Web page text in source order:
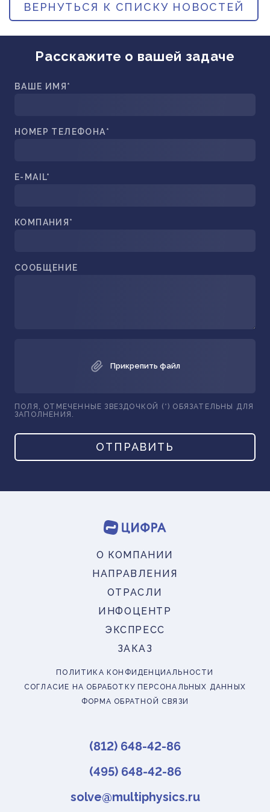
ПРИБОРОСТРОЕНИЕ
МАТЕРИАЛЫ И ТЕХНОЛОГИИ
АЭРОКОСМОС
ПУБЛИКАЦИИ
ВЕРНУТЬСЯ К СПИСКУ НОВОСТЕЙ
Расскажите о вашей задаче
ВАШЕ ИМЯ*
НОМЕР ТЕЛЕФОНА*
E-MAIL*
КОМПАНИЯ*
СООБЩЕНИЕ
Прикрепить файл
ПОЛЯ, ОТМЕЧЕННЫЕ ЗВЕЗДОЧКОЙ (*) ОБЯЗАТЕЛЬНЫ ДЛЯ
ЗАПОЛНЕНИЯ.
ОТПРАВИТЬ
О КОМПАНИИ
НАПРАВЛЕНИЯ
ОТРАСЛИ
ИНФОЦЕНТР
ЭКСПРЕСС
ЗАКАЗ
ПОЛИТИКА КОНФИДЕНЦИАЛЬНОСТИ
СОГЛАСИЕ НА ОБРАБОТКУ ПЕРСОНАЛЬНЫХ ДАННЫХ
ФОРМА ОБРАТНОЙ СВЯЗИ
(812) 648-42-86
(495) 648-42-86
solve@multiphysics.ru